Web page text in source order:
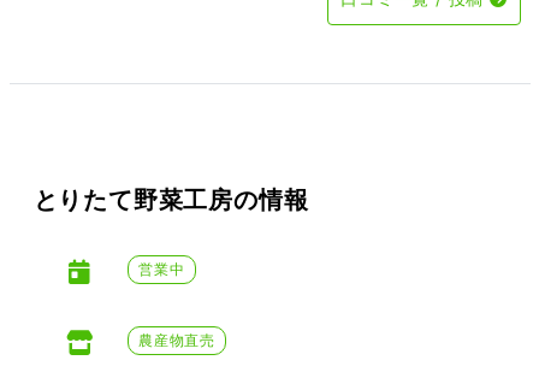
とりたて野菜工房の情報
営業中
農産物直売